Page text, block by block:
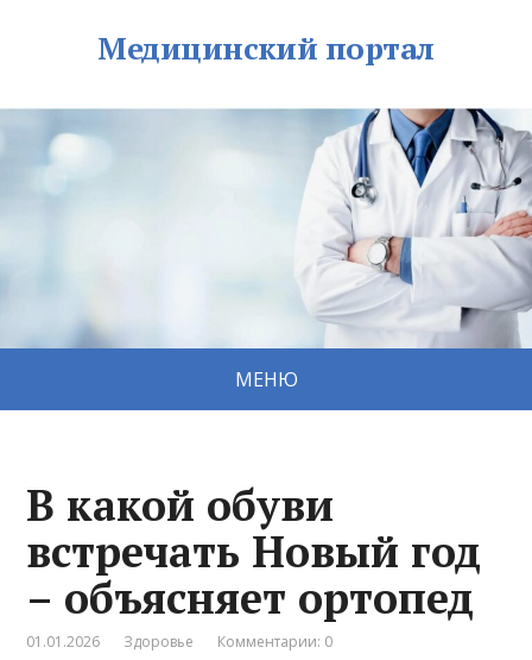
Медицинский портал
МЕНЮ
В какой обуви
встречать Новый год
– объясняет ортопед
01.01.2026 Здоровье Комментарии: 0